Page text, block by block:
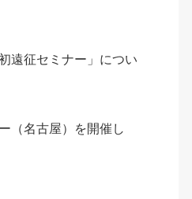
遠征セミナー」につい
（名古屋）を開催し